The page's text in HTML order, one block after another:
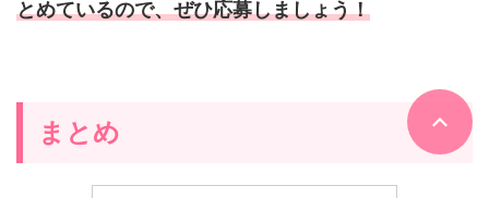
とめているので、ぜひ応募しましょう！
まとめ